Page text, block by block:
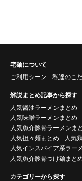
宅麺について
ご利用シーン
私達のこ
解説まとめ記事から探す
人気醤油ラーメンまとめ
人気味噌ラーメンまとめ
人気魚介豚骨ラーメンま
人気担々麺まとめ
人気
人気インスパイア系ラー
人気魚介豚骨つけ麺まと
カテゴリーから探す